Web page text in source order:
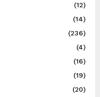
(12)
(14)
(236)
(4)
(16)
(19)
(20)